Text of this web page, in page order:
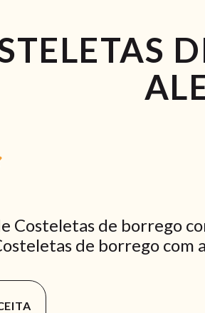
Costeletas de borrego
de borrego com